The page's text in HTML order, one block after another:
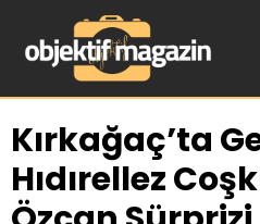
Kırkağaç’ta
Hıdırellez